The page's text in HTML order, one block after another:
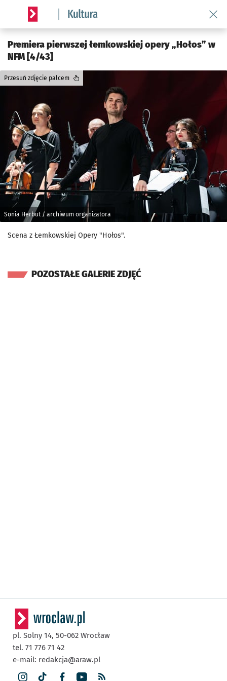
Serwis informacyjny wroclaw.pl podserwis: Kultura
Premiera pierwszej łemkowskiej opery „Hołos” w
NFM [4/43]
Sonia Herbut / archiwum organizatora
Przesuń zdjęcie palcem
Scena z Łemkowskiej Opery "Hołos".
POZOSTAŁE GALERIE ZDJĘĆ
pl. Solny 14, 50-062 Wrocław
tel. 71 776 71 42
e-mail: redakcja@araw.pl